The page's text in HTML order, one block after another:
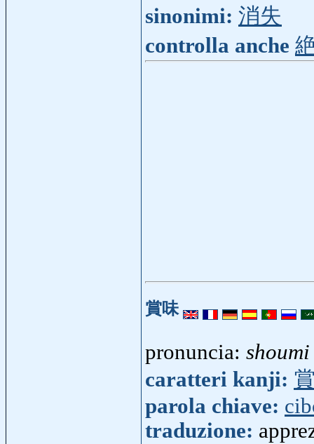
sinonimi: 消失
controlla anche
賞味
pronuncia: shoumi
caratteri kanji:
parola chiave:
traduzione: